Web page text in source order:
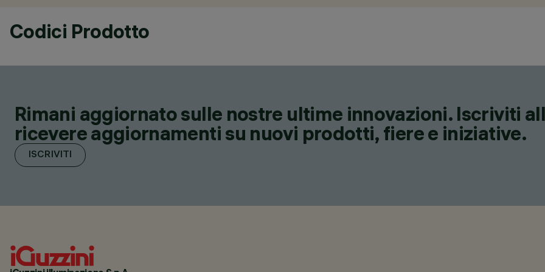
Codici Prodotto
Rimani aggiornato sulle nostre ultime innovazioni. Iscriviti
ricevere aggiornamenti su nuovi prodotti, fiere e iniziative.
ISCRIVITI